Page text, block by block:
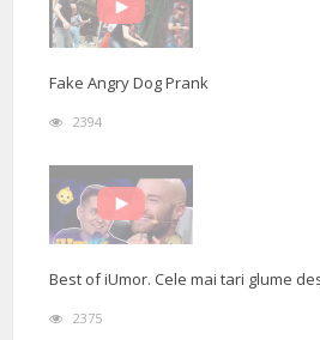
Fake Angry Dog Prank
2394
Best of iUmor. Cele mai tari glume
2375